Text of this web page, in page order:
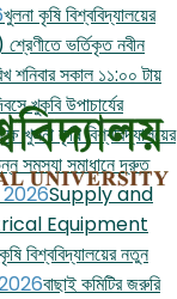
খুলনা কৃষি বিশ্ববিদ্যালয়ের
ভর্তিকৃত নবীন
শনিবার সকাল ১১:০০ টায়
খুকৃবি উপাচার্যের
খুলনা কৃষি বিশ্ববিদ্যালয়ের
সমস্যা সমাধানে দ্রুত
2026Supply and
Equipment
বিশ্ববিদ্যালয়ের নতুন
বাছাই কমিটির জরুরি